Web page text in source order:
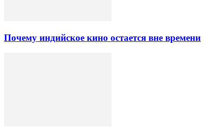
Почему индийское кино остается вне времени